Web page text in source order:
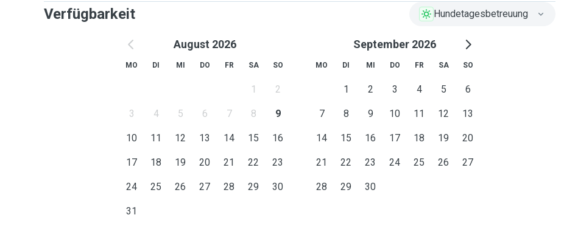
Verfügbarkeit Hundetagesbetreuung
August 2026
MO DI MI DO FR SA SO
1 2
3 4 5 6 7 8 9
10 11 12 13 14 15 16
17 18 19 20 21 22 23
24 25 26 27 28 29 30
31
September 2026
MO DI MI DO FR SA SO
1 2 3 4 5 6
7 8 9 10 11 12 13
14 15 16 17 18 19 20
21 22 23 24 25 26 27
28 29 30